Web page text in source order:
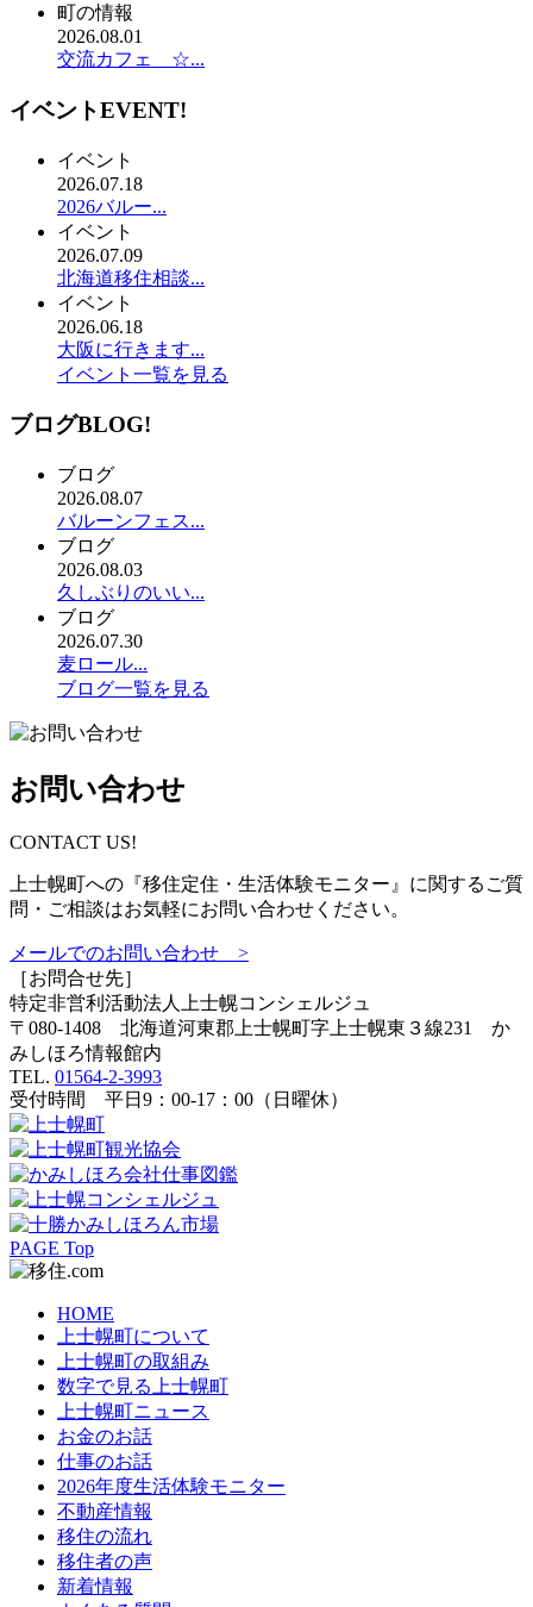
町の情報
2026.08.01
交流カフェ ☆...
イベントEVENT!
イベント
2026.07.18
2026バルー...
イベント
2026.07.09
北海道移住相談...
イベント
2026.06.18
大阪に行きます...
イベント一覧を見る
ブログBLOG!
ブログ
2026.08.07
バルーンフェス...
ブログ
2026.08.03
久しぶりのいい...
ブログ
2026.07.30
麦ロール...
ブログ一覧を見る
お問い合わせ
CONTACT US!
上士幌町への『移住定住・生活体験モニター』に関するご質
問・ご相談はお気軽にお問い合わせください。
メールでのお問い合わせ >
［お問合せ先］
特定非営利活動法人
上士幌コンシェルジュ
〒080-1408 北海道河東郡上士幌町字上士幌東３線231 か
みしほろ情報館内
TEL. 01564-2-3993
受付時間 平日9：00-17：00（日曜休）
PAGE Top
HOME
上士幌町について
上士幌町の取組み
数字で見る上士幌町
上士幌町ニュース
お金のお話
仕事のお話
2026年度生活体験モニター
不動産情報
移住の流れ
移住者の声
新着情報